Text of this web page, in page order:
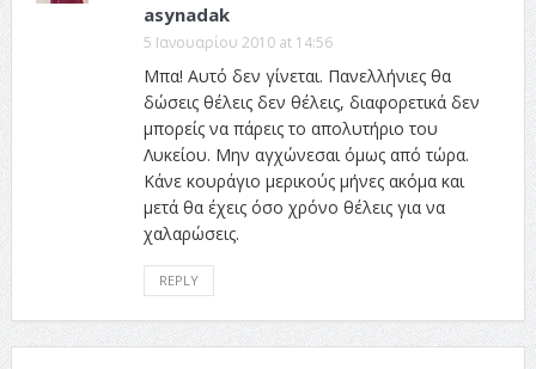
asynadak
5 Ιανουαρίου 2010 at 14:56
Μπα! Αυτό δεν γίνεται. Πανελλήνιες θα
δώσεις θέλεις δεν θέλεις, διαφορετικά δεν
μπορείς να πάρεις το απολυτήριο του
Λυκείου. Μην αγχώνεσαι όμως από τώρα.
Κάνε κουράγιο μερικούς μήνες ακόμα και
μετά θα έχεις όσο χρόνο θέλεις για να
χαλαρώσεις.
REPLY